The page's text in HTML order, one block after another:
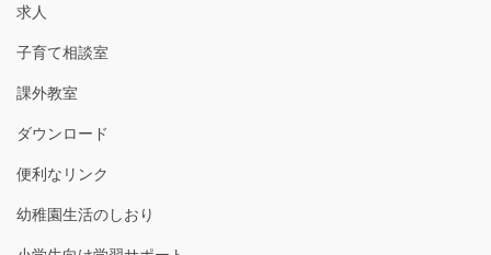
求人
子育て相談室
課外教室
ダウンロード
便利なリンク
幼稚園生活のしおり